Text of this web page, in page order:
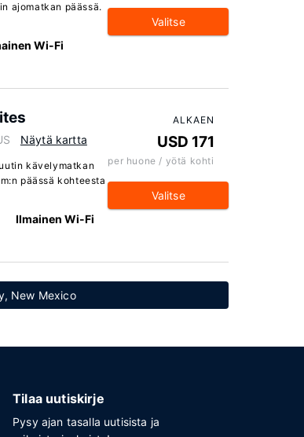
ajomatkan päässä.
Wi-Fi
Valitse
Näytä kartta
kävelymatkan
päässä kohteesta
Ilmainen Wi-Fi
ALKAEN
USD 171
per huone / yötä kohti
Valitse
New Mexico
Tilaa uutiskirje
Pysy ajan tasalla uutisista ja